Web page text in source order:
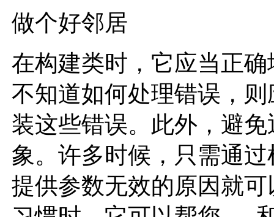
做个好邻居
在构建类时，它应当正
不知道如何处理错误，
装这些错误。此外，避
象。许多时候，只需通
提供参数无效的原因就